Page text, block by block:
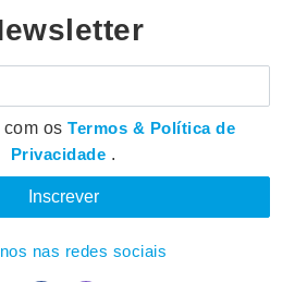
com osTermos & Política de
Privacidade .
nas redes sociais